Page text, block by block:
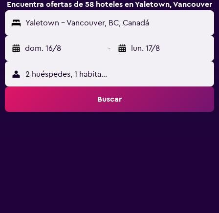
Encuentra ofertas de 58 hoteles en Yaletown, Vancouver
Yaletown - Vancouver, BC, Canadá
dom. 16/8 - lun. 17/8
2 huéspedes, 1 habitación
Buscar